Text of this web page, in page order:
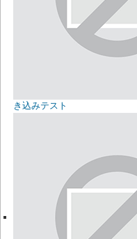
き込みテスト